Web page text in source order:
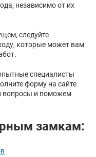
независимо от их
следуйте
которые может вам
специалисты
форму на сайте
вопросы и поможем
замкам: